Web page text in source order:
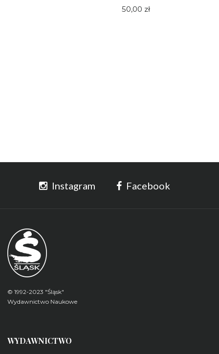
50,00 zł
Instagram Facebook
© 1992-2023 "Śląsk"
Wydawnictwo Naukowe
WYDAWNICTWO